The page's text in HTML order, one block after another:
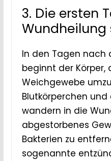
3. Die ersten
Wundheilung
In den Tagen nach
beginnt der Körper,
Weichgewebe
Blutkörperchen
wandern in die
abgestorbenes
Bakterien zu
sogenannte